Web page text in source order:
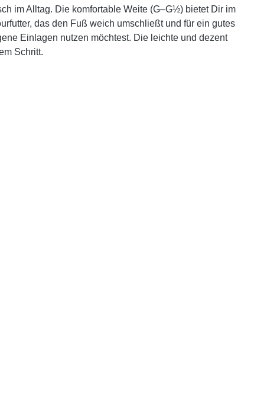
im Alltag. Die komfortable Weite (G–G½) bietet Dir im
das den Fuß weich umschließt und für ein gutes
Einlagen nutzen möchtest. Die leichte und dezent
Schritt.